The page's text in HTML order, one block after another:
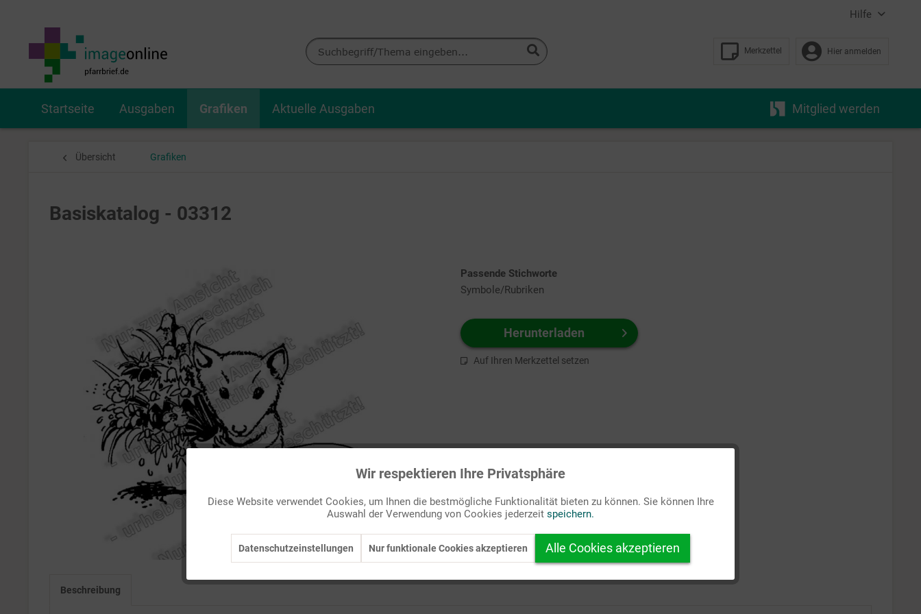
Hilfe
Merkzettel Hier anmelden
Startseite Ausgaben Grafiken Aktuelle Ausgaben Mitglied werden
Übersicht Grafiken
Basiskatalog - 03312
Passende Stichworte
Symbole/Rubriken
Herunterladen
Auf Ihren Merkzettel setzen
Beschreibung
Inaktiv
Wir respektieren Ihre Privatsphäre
Diese Website verwendet Cookies, um Ihnen die bestmögliche Funktionalität bieten zu können. Sie können Ihre
Auswahl der Verwendung von Cookies jederzeit speichern.
Datenschutzeinstellungen Nur funktionale Cookies akzeptieren Alle Cookies akzeptieren